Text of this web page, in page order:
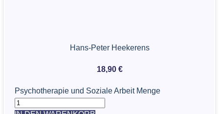
Hans-Peter Heekerens
18,90 €
Psychotherapie und Soziale Arbeit Menge